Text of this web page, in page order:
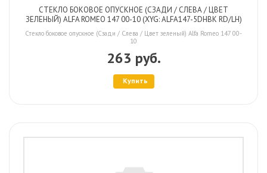
СТЕКЛО БОКОВОЕ ОПУСКНОЕ (СЗАДИ / СЛЕВА / ЦВЕТ
ЗЕЛЕНЫЙ) ALFA ROMEO 147 00-10 (XYG: ALFA147-5DHBK RD/LH)
Стекло боковое опускное (Сзади / Слева / Цвет зеленый) Alfa Romeo 147 00-
10
263 руб.
Купить